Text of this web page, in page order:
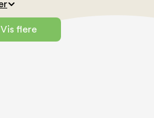
Vis flere